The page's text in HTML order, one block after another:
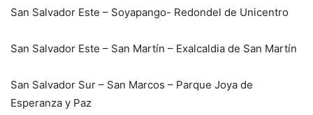
San Salvador Este – Soyapango- Redondel de Unicentro
San Salvador Este – San Martín – Exalcaldia de San Martín
San Salvador Sur – San Marcos – Parque Joya de
Esperanza y Paz